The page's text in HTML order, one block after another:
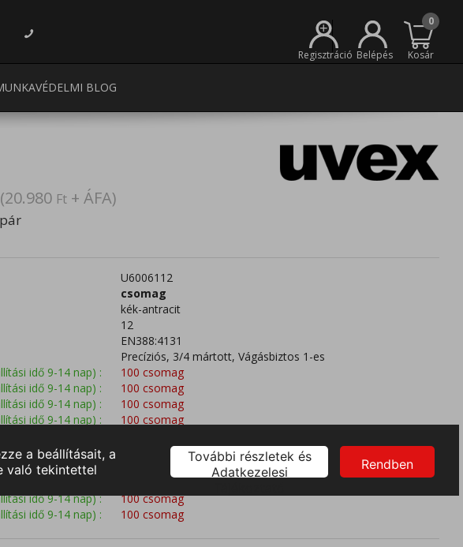
+
Regisztráció Belépés
0
Kosár
BLOG
(20.980 Ft + ÁFA)
U6006112
csomag
kék-antracit
12
EN388:4131
Precíziós, 3/4 mártott, Vágásbiztos 1-es
idő 9-14 nap) :
100 csomag
idő 9-14 nap) :
100 csomag
idő 9-14 nap) :
100 csomag
idő 9-14 nap) :
100 csomag
idő 9-14 nap) :
100 csomag
idő 9-14 nap) :
100 csomag
idő 9-14 nap) :
100 csomag
idő 9-14 nap) : 100 csomag